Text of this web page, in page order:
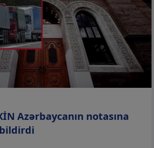
Azərbaycanın notasına